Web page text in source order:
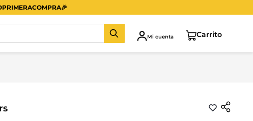
🎉
Mi cuenta